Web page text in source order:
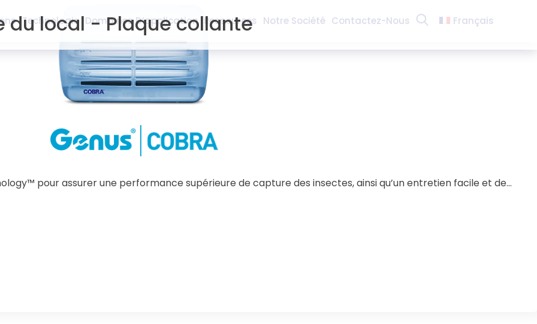
Technologie Domaines D’application Ressources Notre Société Contactez-Nous Sea Français
English
du local - Plaque collante
pour assurer une performance supérieure de capture des insectes, ainsi qu’un entretien facile et de...